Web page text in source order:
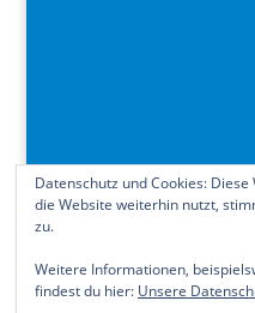
Cookie-
Datenschutz und Cookies:
die Website weiterhin nutzt,
zu.
Weitere Informationen,
findest du hier: Unsere